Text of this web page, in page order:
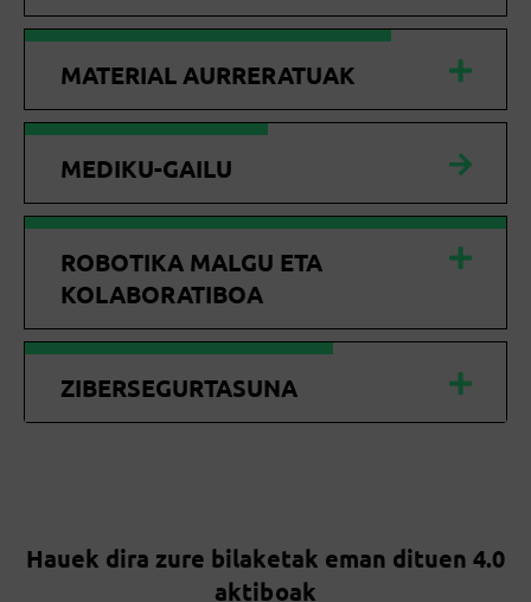
MATERIAL AURRERATUAK
MEDIKU-GAILU
ROBOTIKA MALGU ETA
KOLABORATIBOA
ZIBERSEGURTASUNA
Hauek dira zure bilaketak eman dituen 4.0
aktiboak